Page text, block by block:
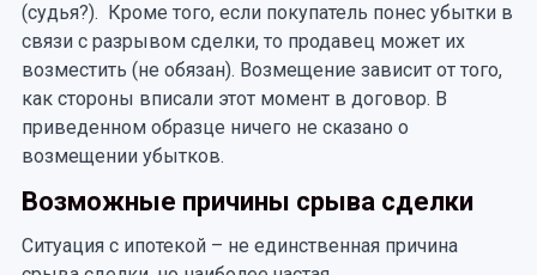
(судья?). Кроме того, если покупатель понес убытки в
связи с разрывом сделки, то продавец может их
возместить (не обязан). Возмещение зависит от того,
как стороны вписали этот момент в договор. В
приведенном образце ничего не сказано о
возмещении убытков.
Возможные причины срыва сделки
Ситуация с ипотекой – не единственная причина